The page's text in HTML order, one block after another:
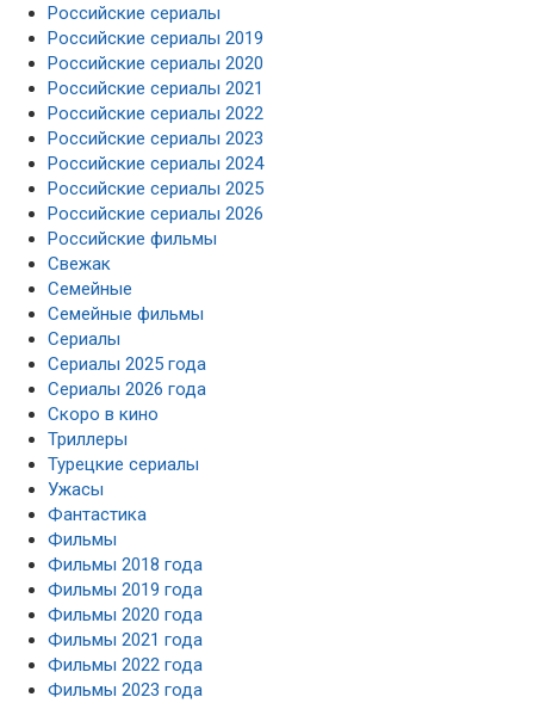
Российские сериалы
Российские сериалы 2019
Российские сериалы 2020
Российские сериалы 2021
Российские сериалы 2022
Российские сериалы 2023
Российские сериалы 2024
Российские сериалы 2025
Российские сериалы 2026
Российские фильмы
Свежак
Семейные
Семейные фильмы
Сериалы
Сериалы 2025 года
Сериалы 2026 года
Скоро в кино
Триллеры
Турецкие сериалы
Ужасы
Фантастика
Фильмы
Фильмы 2018 года
Фильмы 2019 года
Фильмы 2020 года
Фильмы 2021 года
Фильмы 2022 года
Фильмы 2023 года